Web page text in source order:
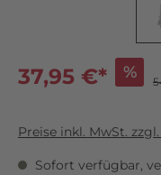
37,95 €* %
Preise inkl. MwSt.
Sofort verfügbar,